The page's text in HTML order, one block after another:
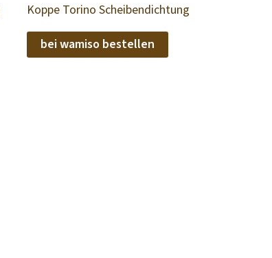
Koppe Torino Scheibendichtung
bei wamiso bestellen